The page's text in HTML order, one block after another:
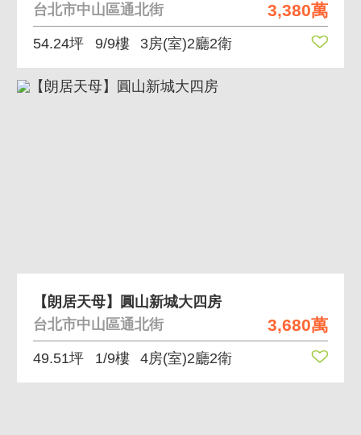
3,380萬
台北市中山區通北街
54.24坪 9/9樓 3房(室)2廳2衛
3,680萬
【朗居天母】圓山新城大四房
台北市中山區通北街
49.51坪 1/9樓 4房(室)2廳2衛